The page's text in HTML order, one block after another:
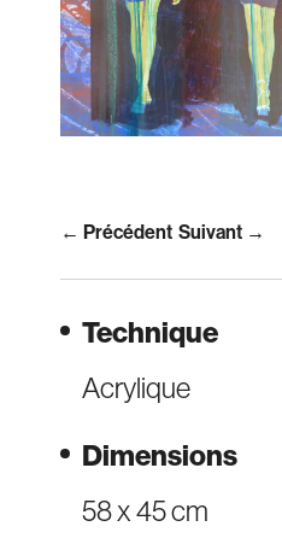
Technique
Acrylique
Dimensions
58 x 45 cm
← Précédent Suivant →